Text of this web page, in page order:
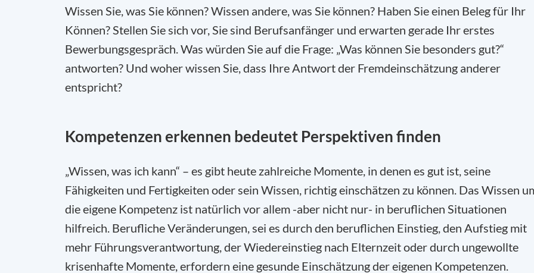
Wissen Sie, was Sie können? Wissen andere, was Sie können? Haben Sie einen Beleg für Ihr
Können? Stellen Sie sich vor, Sie sind Berufsanfänger und erwarten gerade Ihr erstes
Bewerbungsgespräch. Was würden Sie auf die Frage: „Was können Sie besonders gut?“
antworten? Und woher wissen Sie, dass Ihre Antwort der Fremdeinschätzung anderer
entspricht?
Kompetenzen erkennen bedeutet Perspektiven finden
„Wissen, was ich kann“ – es gibt heute zahlreiche Momente, in denen es gut ist, seine
Fähigkeiten und Fertigkeiten oder sein Wissen, richtig einschätzen zu können. Das Wissen
die eigene Kompetenz ist natürlich vor allem -aber nicht nur- in beruflichen Situationen
hilfreich. Berufliche Veränderungen, sei es durch den beruflichen Einstieg, den Aufstieg mit
mehr Führungsverantwortung, der Wiedereinstieg nach Elternzeit oder durch ungewollte
krisenhafte Momente, erfordern eine gesunde Einschätzung der eigenen Kompetenzen.